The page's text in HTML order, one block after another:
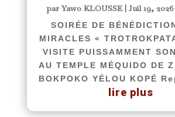
parYawo KLOUSSE| Juil 19, 2026
SOIRÉE DE
MIRACLES «
VISITE PUISSAMMENT
AU TEMPLE MÉQUIDO DE
BOKPOKO YÉLOU KOPÉ
lire plus